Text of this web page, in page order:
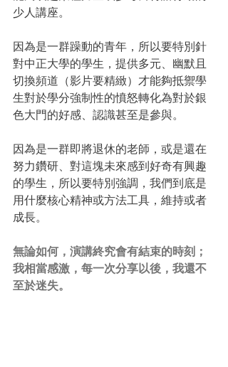
少人講座。
因為是一群躁動的青年，所以要特別針
對中正大學的學生，提供多元、幽默且
切換頻道（影片要精緻）才能夠抵禦學
生對於學分強制性的憤怒轉化為對於銀
色大門的好感、認識甚至是參與。
因為是一群即將退休的老師，或是還在
努力鑽研、對這塊未來感到好奇有興趣
的學生，所以要特別強調，我們到底是
用什麼核心精神或方法工具，維持或者
成長。
無論如何，演講終究會有結束的時刻；
我相當感激，每一次分享以後，我還不
至於迷失。